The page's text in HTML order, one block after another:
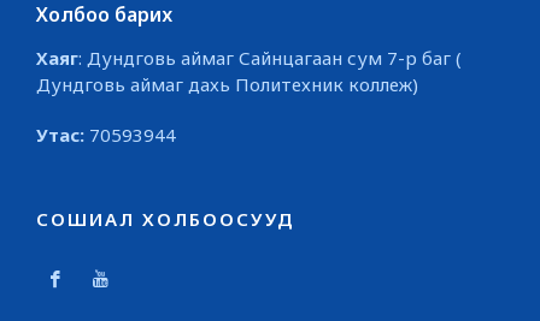
Холбоо барих
Хаяг: Дундговь аймаг Сайнцагаан сум 7-р баг (
Дундговь аймаг дахь Политехник коллеж)
Утас: 70593944
СОШИАЛ ХОЛБООСУУД